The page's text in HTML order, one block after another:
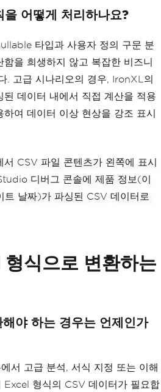
Validate data
(product.Price >
0
.WriteLine($"Er
).ToList ();
=
prod
= WorkBook
.
( "Low Stock Repor
을 어떻게 처리하나요?
타입과 사용자 정의 구문 분
을 희생하지 않고 복잡한 비즈니
. 고급 시나리오의 경우, IronXL의
된 데이터 내에서 직접 계산을 적용
하여 데이터 이상 현상을 강조 표시
식으로 변환하는
야 하는 경우는 언제인가
서 고급 분석, 서식 지정 또는 이해
Excel 형식의 CSV 데이터가 필요합